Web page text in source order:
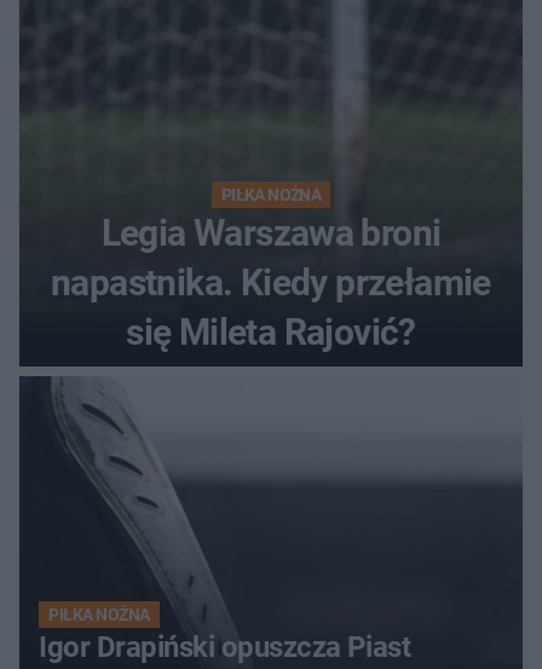
PIŁKA NOŻNA
Legia Warszawa broni
napastnika. Kiedy przełamie
się Mileta Rajović?
PIŁKA NOŻNA
Igor Drapiński opuszcza Piast